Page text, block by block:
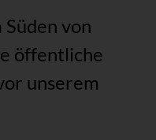
von
öffentliche
unserem